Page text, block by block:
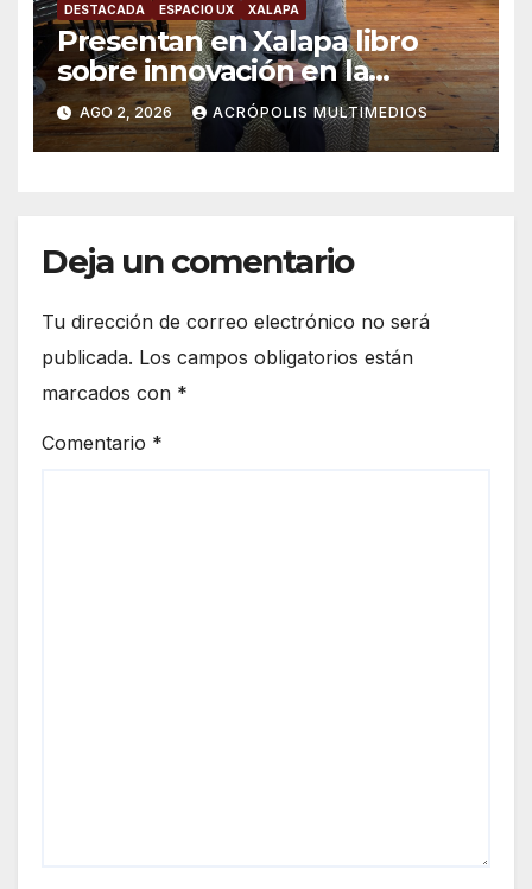
DESTACADA ESPACIO UX XALAPA
Presentan en Xalapa libro
sobre innovación en la
formación científica
universitaria
AGO 2, 2026 ACRÓPOLIS MULTIMEDIOS
Deja un comentario
Tu dirección de correo electrónico no será
publicada. Los campos obligatorios están
marcados con *
Comentario *